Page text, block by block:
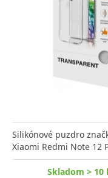
Silikónové puzdro
Xiaomi Redmi Note 12
Skladom > 10